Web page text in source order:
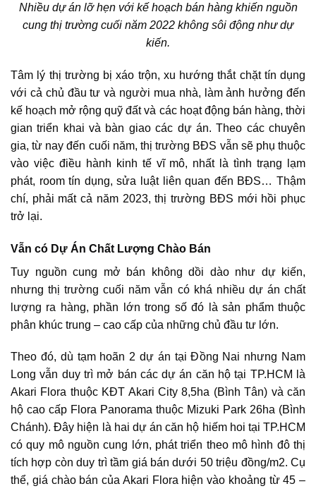
Nhiều dự án lỡ hẹn với kế hoạch bán hàng khiến nguồn
cung thị trường cuối năm 2022 không sôi động như dự
kiến.
Tâm lý thị trường bị xáo trộn, xu hướng thắt chặt tín dụng
với cả chủ đầu tư và người mua nhà, làm ảnh hưởng đến
kế hoạch mở rộng quỹ đất và các hoạt động bán hàng, thời
gian triển khai và bàn giao các dự án. Theo các chuyên
gia, từ nay đến cuối năm, thị trường BĐS vẫn sẽ phụ thuộc
vào việc điều hành kinh tế vĩ mô, nhất là tình trạng lạm
phát, room tín dụng, sửa luật liên quan đến BĐS… Thậm
chí, phải mất cả năm 2023, thị trường BĐS mới hồi phục
trở lại.
Vẫn có Dự Án Chất Lượng Chào Bán
Tuy nguồn cung mở bán không dồi dào như dự kiến,
nhưng thị trường cuối năm vẫn có khá nhiều dự án chất
lượng ra hàng, phần lớn trong số đó là sản phẩm thuộc
phân khúc trung – cao cấp của những chủ đầu tư lớn.
Theo đó, dù tạm hoãn 2 dự án tại Đồng Nai nhưng Nam
Long vẫn duy trì mở bán các dự án căn hộ tại TP.HCM là
Akari Flora thuộc KĐT Akari City 8,5ha (Bình Tân) và căn
hộ cao cấp Flora Panorama thuộc Mizuki Park 26ha (Bình
Chánh). Đây hiện là hai dự án căn hộ hiếm hoi tại TP.HCM
có quy mô nguồn cung lớn, phát triển theo mô hình đô thị
tích hợp còn duy trì tầm giá bán dưới 50 triệu đồng/m2. Cụ
thể, giá chào bán của Akari Flora hiện vào khoảng từ 45 –